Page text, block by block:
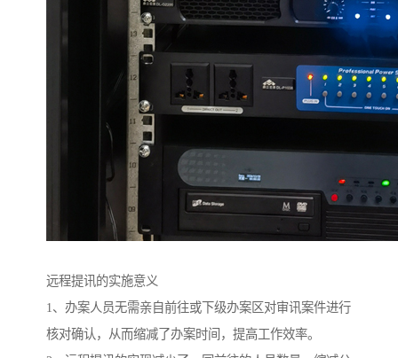
远程提讯的实施意义
1、办案人员无需亲自前往或下级办案区对审讯案件进行
核对确认，从而缩减了办案时间，提高工作效率。